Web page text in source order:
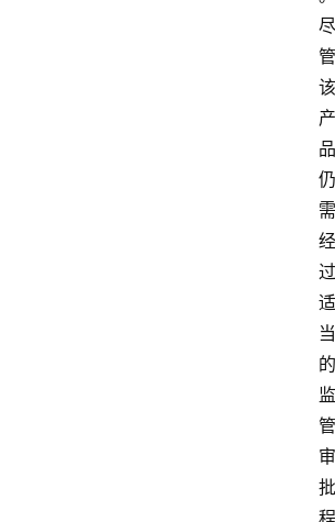
尽
管
该
产
品
仍
需
经
过
适
当
的
监
管
审
批
程